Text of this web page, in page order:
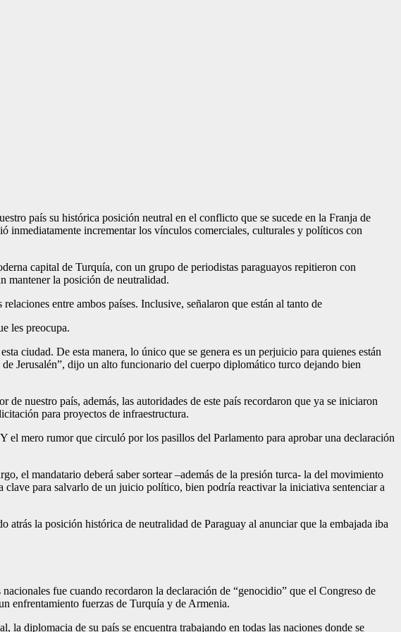
país su histórica posición neutral en el conflicto que se sucede en la Fran­ja de
inmediatamente incrementar los vínculos comerciales, culturales y políticos con
capital de Turquía, con un grupo de periodis­tas paraguayos repitieron con
mantener la po­sición de neutralidad.
entre ambos países. Inclusive, señala­ron que están al tanto de
les preo­cupa.
ciudad. De esta manera, lo único que se genera es un perjuicio para quienes están
Jerusalén”, dijo un alto funcionario del cuerpo di­plomático turco dejando bien
nuestro país, además, las autoridades de este país re­cordaron que ya se inicia­ron
para proyectos de infraestructura.
mero rumor que cir­culó por los pasillos del Parlamento para aprobar una declaración
el mandatario de­berá saber sortear –además de la presión turca- la del movimiento
para salvarlo de un juicio político, bien podría reactivar la inicia­tiva sentenciar a
la posición histórica de neutralidad de Paraguay al anunciar que la embajada iba
fue cuando re­cordaron la declaración de “genocidio” que el Congre­so de
enfrentamiento fuerzas de Turquía y de Armenia.
diplomacia de su país se encuentra trabajando en todas las naciones donde se